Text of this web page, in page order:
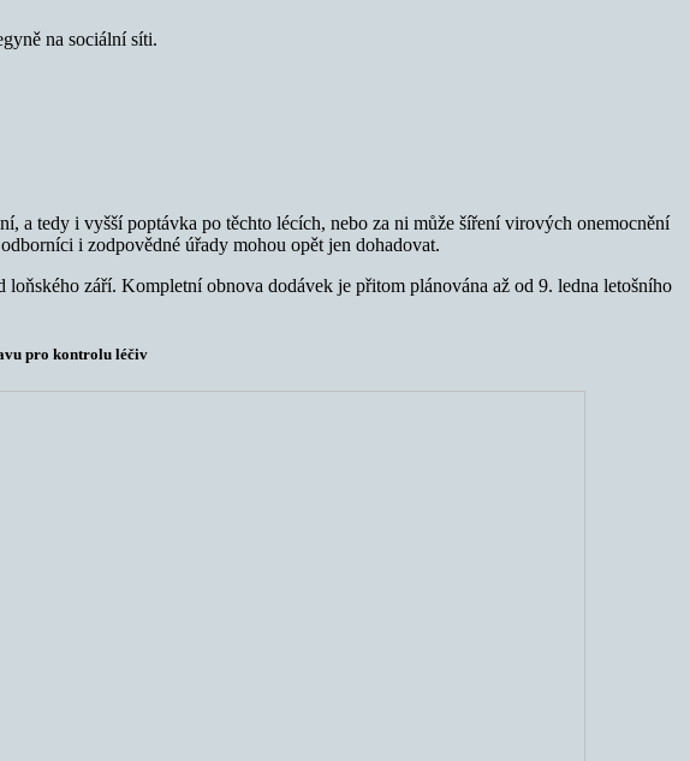
na sociální síti.
a tedy i vyšší poptávka po těchto lécích, nebo za ni může šíření virových onemocnění
i zodpovědné úřady mohou opět jen dohadovat.
září. Kompletní obnova dodávek je přitom plánována až od 9. ledna letošního
pro kontrolu léčiv